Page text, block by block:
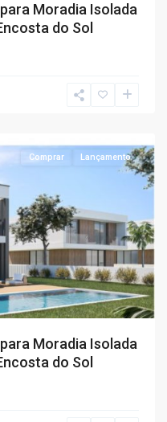
Moradia Isolada
do Sol
Comprar Lançamento
Moradia Isolada
do Sol